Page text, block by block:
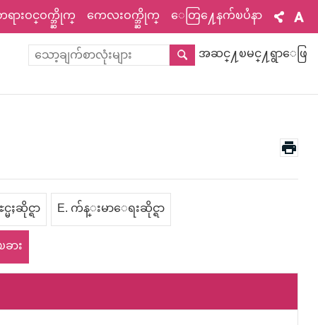
းဝင္ဝက္ဘ္ဆိုက္ ကေလးဝက္ဘ္ဆိုက္ ေတြ႔ေနက်ၿပႆနာ
အဆင္႔ၿမင္႔ရွာေဖြ
မႈဆိုင္ရာ E. က်န္းမာေရးဆိုင္ရာ
ား